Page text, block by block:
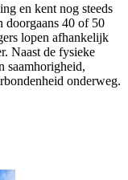
en kent nog steeds
doorgaans 40 of 50
lopen afhankelijk
Naast de fysieke
saamhorigheid,
onderweg.